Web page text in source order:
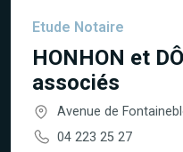
Etude Notaire
HONHON et
associés
Avenue de
04 223 25 27